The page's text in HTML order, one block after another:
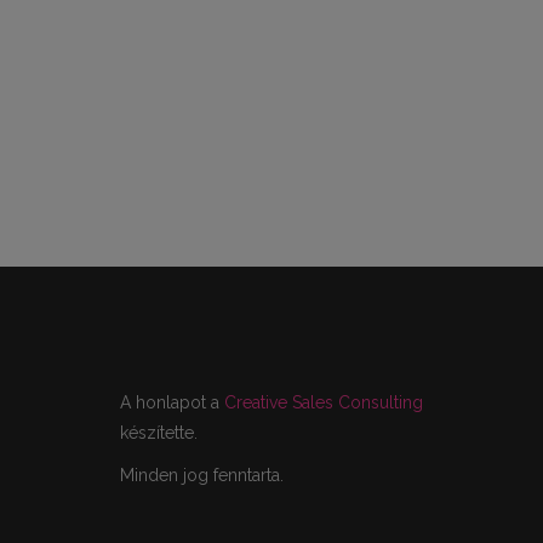
A honlapot a Creative Sales Consulting
készítette.
Minden jog fenntarta.